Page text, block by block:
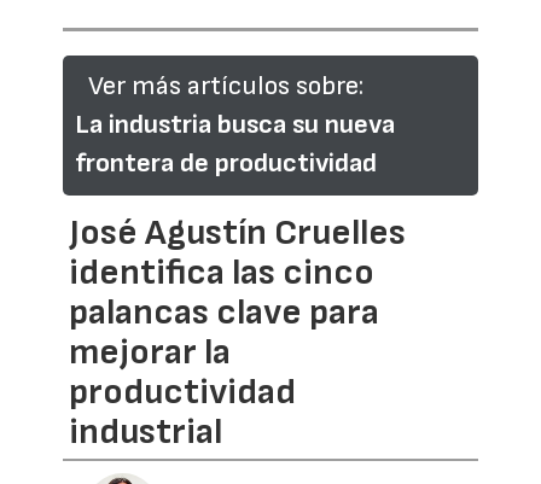
Ver más artículos sobre:
La industria busca su nueva
frontera de productividad
José Agustín Cruelles
identifica las cinco
palancas clave para
mejorar la
productividad
industrial